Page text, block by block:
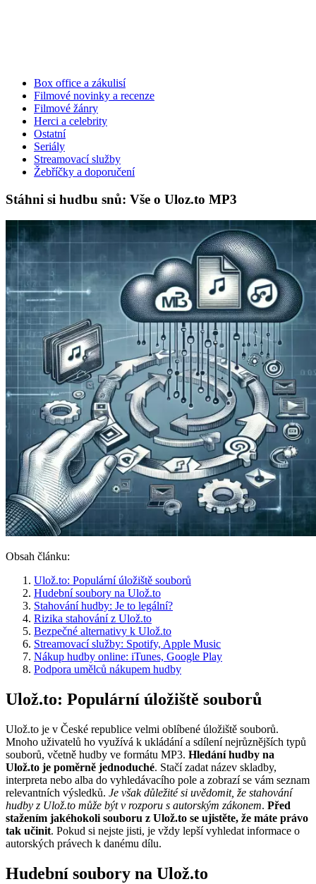
Box office a zákulisí
Filmové novinky a recenze
Filmové žánry
Herci a celebrity
Ostatní
Seriály
Streamovací služby
Žebříčky a doporučení
Stáhni si hudbu snů: Vše o Uloz.to MP3
Obsah článku:
Ulož.to: Populární úložiště souborů
Hudební soubory na Ulož.to
Stahování hudby: Je to legální?
Rizika stahování z Ulož.to
Bezpečné alternativy k Ulož.to
Streamovací služby: Spotify, Apple Music
Nákup hudby online: iTunes, Google Play
Podpora umělců nákupem hudby
Ulož.to: Populární úložiště souborů
Ulož.to je v České republice velmi oblíbené úložiště souborů.
Mnoho uživatelů ho využívá k ukládání a sdílení nejrůznějších typů
souborů, včetně hudby ve formátu MP3. Hledání hudby na
Ulož.to je poměrně jednoduché. Stačí zadat název skladby,
interpreta nebo alba do vyhledávacího pole a zobrazí se vám seznam
relevantních výsledků. Je však důležité si uvědomit, že stahování
hudby z Ulož.to může být v rozporu s autorským zákonem. Před
stažením jakéhokoli souboru z Ulož.to se ujistěte, že máte právo
tak učinit. Pokud si nejste jisti, je vždy lepší vyhledat informace o
autorských právech k danému dílu.
Hudební soubory na Ulož.to